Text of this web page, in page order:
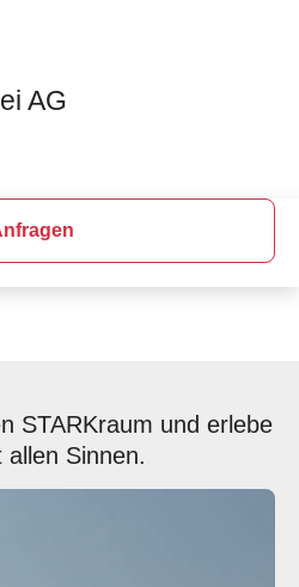
AG
STARKraum und erlebe
allen Sinnen.